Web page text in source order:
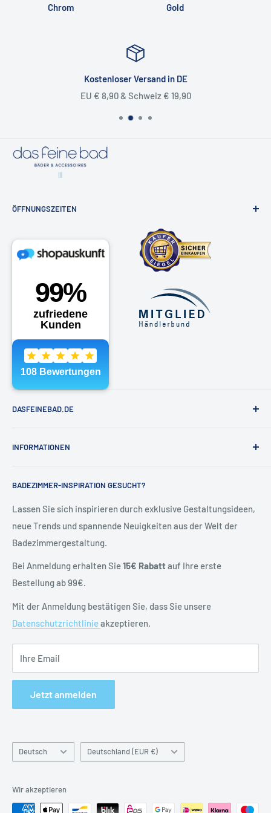
❯ Unsere Kontaktdaten
Unser Kontaktformular
Chrom Gold
Kostenloser Versand in DE
EU € 8,90 & Schweiz € 19,90
ÖFFNUNGSZEITEN
Osdorfer Landstraße 20, 22607 Hamburg
Samstags nach Vereinbarung
Telefon:040 - 81991891
E-Mail:shop@dasfeinebad.de
DASFEINEBAD.DE
Badausstellung Hamburg
Kontakt
Blog
INFORMATIONEN
Allgemeine Geschäftsbedingungen
Versand & Retoure
Widerrufsrecht
Vertrag widerrufen
Datenschutzerklärung
Batteriehinweise
Impressum
BADEZIMMER-INSPIRATION GESUCHT?
Lassen Sie sich inspirieren durch exklusive Gestaltungsideen,
neue Trends und spannende Neuigkeiten aus der Welt der
Badezimmergestaltung.
Bei Anmeldung erhalten Sie15€ Rabattauf Ihre erste
Bestellung ab 99€.
Mit der Anmeldung bestätigen Sie, dass Sie unsere
Datenschutzrichtlinieakzeptieren.
Ihre Email
Jetzt anmelden
Sprache
Deutsch
Land
&
Deutschland (EUR €)
Wir akzeptieren